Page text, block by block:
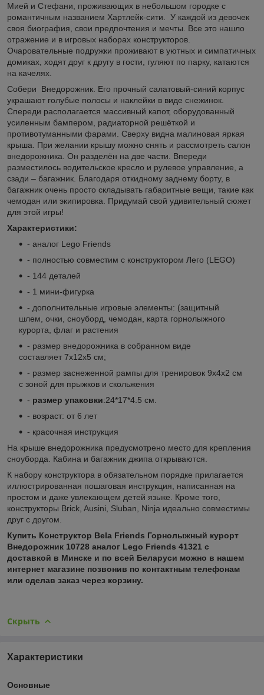
Мией и Стефани, проживающих в небольшом городке с
романтичным названием Хартлейк-сити. У каждой из девочек
своя биография, свои предпочтения и мечты. Все это нашло
отражение и в игровых наборах конструкторов.
Очаровательные подружки проживают в уютных и симпатичных
домиках, ходят друг к другу в гости, гуляют по парку, катаются
на качелях.
Собери Внедорожник. Его прочный салатовый-синий корпус
украшают голубые полосы и наклейки в виде снежинок.
Спереди располагается массивный капот, оборудованный
усиленным бампером, радиаторной решёткой и
противотуманными фарами. Сверху видна малиновая яркая
крыша. При желании крышу можно снять и рассмотреть салон
внедорожника. Он разделён на две части. Впереди
разместилось водительское кресло и рулевое управление, а
сзади – багажник. Благодаря откидному заднему борту, в
багажник очень просто складывать габаритные вещи, такие как
чемодан или экипировка. Придумай свой удивительный сюжет
для этой игры!
Характеристики:
- аналог Lego Friends
- полностью совместим с конструктором Лего (LEGO)
- 144 деталей
- 1 мини-фигурка
- дополнительные игровые элементы: (защитный
шлем, очки, сноуборд, чемодан, карта горнолыжного
курорта, флаг и растения
- размер внедорожника в собранном виде
составляет 7х12х5 см;
- размер заснеженной рампы для тренировок 9х4х2 см
с зоной для прыжков и скольжения
- размер упаковки:24*17*4.5 см.
- возраст: от 6 лет
- красочная инструкция
На крыше внедорожника предусмотрено место для крепления
сноуборда. Кабина и багажник джипа открываются.
К набору конструктора в обязательном порядке прилагается
иллюстрированная пошаговая инструкция, написанная на
простом и даже увлекающем детей языке. Кроме того,
конструкторы Brick, Ausini, Sluban, Ninja идеально совместимы
друг с другом.
Купить Конструктор Bela Friends Горнолыжный курорт
Внедорожник 10728 аналог Lego Friends 41321 с
доставкой в Минске и по всей Беларуси можно в нашем
интернет магазине позвонив по контактным телефонам
или сделав заказ через корзину.
Скрыть
Характеристики
Основные